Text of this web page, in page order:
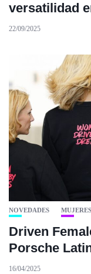
versatilidad
22/09/2025
NOVEDADES
Driven
Porsche
16/04/2025